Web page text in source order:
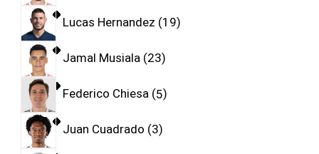
Lucas Hernandez 19
Jamal Musiala 23
Federico Chiesa 5
Juan Cuadrado 3